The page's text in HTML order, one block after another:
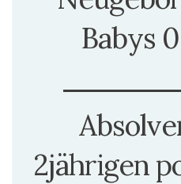
Babys
2jährigen